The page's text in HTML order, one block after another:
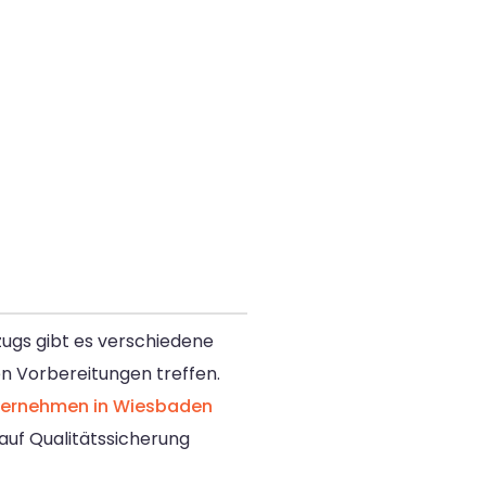
gibt es verschiedene
Vorbereitungen treffen.
in Wiesbaden
Qualitätssicherung